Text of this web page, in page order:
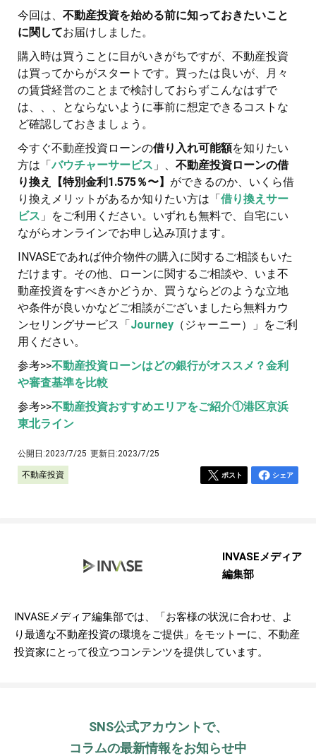
今回は、 不動産投資を始める前に知っておきたいこと
に関してお届けしました。
購入時は買うことに目がいきがちですが、不動産投資
は買ってからがスタートです。買ったは良いが、月々
の賃貸経営のことまで検討しておらずこんなはずで
は、、、とならないように事前に想定できるコストな
ど確認しておきましょう。
今すぐ不動産投資ローンの借り入れ可能額を知りたい
方は「バウチャーサービス 」、 不動産投資ローンの借
り換え【特別金利1.575％〜】 ができるのか、いくら借
り換えメリットがあるか知りたい方は「借り換えサー
ビス 」をご利用ください。いずれも無料で、自宅にい
ながらオンラインでお申し込み頂けます。
INVASEであれば仲介物件の購入に関するご相談もいた
だけます。その他、ローンに関するご相談や、いま不
動産投資をすべきかどうか、買うならどのような立地
や条件が良いかなどご相談がございましたら無料カウ
ンセリングサービス「Journey （ジャーニー）」をご利
用ください。
参考>>不動産投資ローンはどの銀行がオススメ？金利
や審査基準を比較
参考>>不動産投資おすすめエリアをご紹介①港区京浜
東北ライン
公開日:2023/7/25 更新日:2023/7/25
不動産投資 ポスト シェア
INVASEメディア
編集部
INVASEメディア編集部では、「お客様の状況に合わせ、よ
り最適な不動産投資の環境をご提供」をモットーに、不動産
投資家にとって役立つコンテンツを提供しています。
SNS公式アカウントで、
コラムの最新情報をお知らせ中